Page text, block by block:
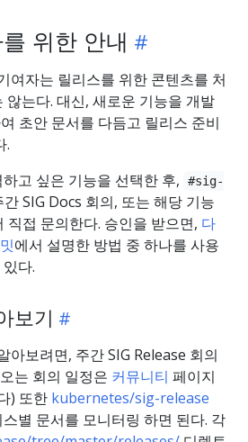
위한 안내
여자는 릴리스를 위한 콘텐츠를 처
않는다. 대신, 새로운 기능을 개발
초안 문서를 다듬고 릴리스 준비
.
고 싶은 기능을 선택한 후,
#sig-
SIG Docs 회의, 또는 해당 기능
직접 문의한다. 승인을 받으면, 다
에서 설명한 방법 중 하나를 사용
다.
보기
아보려면, 주간 SIG Release 회의
는 회의 일정은 커뮤니티 페이지
) 또한 kubernetes/sig-release
별 문서를 모니터링 하면 된다. 각